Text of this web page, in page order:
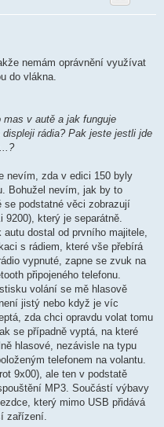
nemám oprávnění využívat
do vlákna.
v autě a jak funguje
rádia? Pak jeste jestli jde
nevím, zda v edici 150 byly
Bohužel nevím, jak by to
se podstatné věci zobrazují
9200), který je separátně.
dostal od prvního majitele,
s rádiem, které vše přebírá
vypnuté, zapne se zvuk na
připojeného telefonu.
volání se mě hlasově
jistý nebo když je víc
zda chci opravdu volat tomu
se případně vyptá, na které
hlasové, nezávisle na typu
telefonem na volantu.
9x00), ale ten v podstatě
MP3. Součástí výbavy
který mimo USB přidává
zařízení.